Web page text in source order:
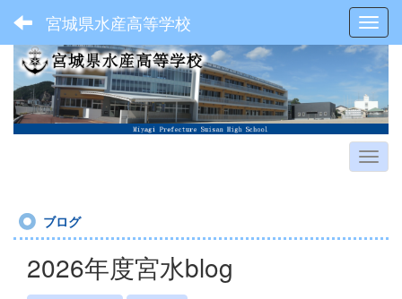
宮城県水産高等学校
ブログ
2026年度宮水blog